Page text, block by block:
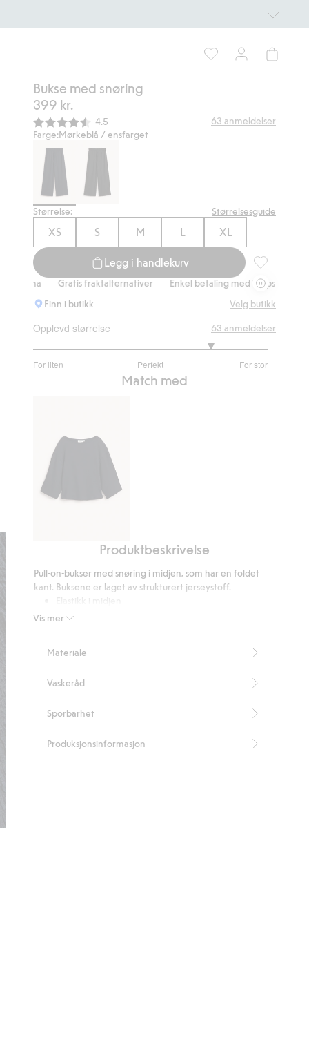
Bukse med snøring
399 kr.
Gjennomsnittskarakter:
4.5 63 anmeldelser
Farge:Mørkeblå / ensfarget
Størrelse: Størrelsesguide
XS S M L XL
Legg i handlekurv
Bukse med
Gratis fraktalternativer Enkel betaling med Vipps & Klarna
Finn i butikk
Velg butikk
Opplevd størrelse
For liten Perfekt For stor
av
63 anmeldelser
Match med
vide
Produktbeskrivelse
Vis mer
Pull-on-bukser med snøring i midjen, som har en foldet
kant. Buksene er laget av strukturert jerseystoff.
Lengde på innersøm 74,5 cm i størrelse S.
Blended Recycled Polyester
Materiale
Vaskeråd
Sporbarhet
Produksjonsinformasjon